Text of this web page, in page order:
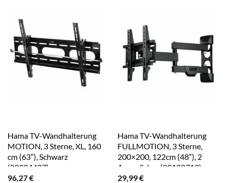
Hama TV-Wandhalterung
MOTION, 3 Sterne, XL, 160
cm (63″), Schwarz
(00084427)
96,27€
Hama TV-Wandhalterung
FULLMOTION, 3 Sterne,
200×200, 122cm (48″), 2
Arme, Schw. (00108713)
29,99€